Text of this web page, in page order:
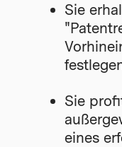
Sie
Sie
eines